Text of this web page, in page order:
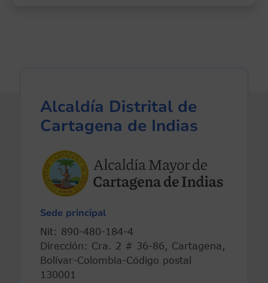
Alcaldía Distrital de
Cartagena de Indias
Sede principal
Nit: 890-480-184-4
Dirección: Cra. 2 # 36-86, Cartagena,
Bolívar-Colombia-Código postal
130001